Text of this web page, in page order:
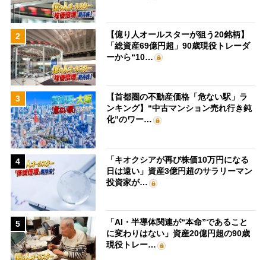
2
【億り人オールスターが狙う20銘柄】
「総資産69億円超」90歳現役トレーダ
ーから“10…
3
【首都圏の不動産価格「危ない駅」ラ
ンキング】“中古マンション売れ行き鈍
化”のワー…
4
「キオクシアが再び株価10万円になる
日は遠い」資産3億円超のサラリーマン
投資家が…
5
「AI・半導体関連が“本命”であること
に変わりはない」資産20億円超の90歳
現役トレー…